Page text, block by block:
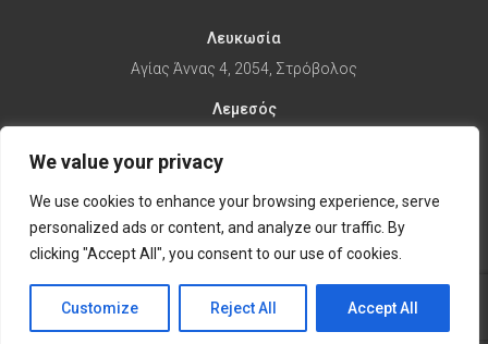
We value your privacy
We use cookies to enhance your browsing experience, serve
personalized ads or content, and analyze our traffic. By
clicking "Accept All", you consent to our use of cookies.
Customize Reject All Accept All
Λευκωσία
Αγίας Άννας 4, 2054, Στρόβολος
Λεμεσός
1ης Απριλίου 67, 5281
it's time to Change Eat